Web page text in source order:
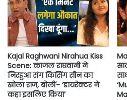
Kajal Raghwani Nirahua Kiss
Scene: काजल राघवानी ने
निरहुआ संग किसिंग सीन का
खोला राज, बोलीं- ‘डायरेक्टर ने
कहा इसलिए किया’